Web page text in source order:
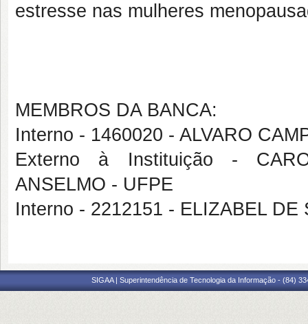
estresse nas mulheres
MEMBROS DA BANCA:
Interno - 1460020 - ALVARO
Externo à Instituição -
ANSELMO - UFPE
Interno - 2212151 - ELIZABEL
SIGAA | Superintendência de Tecnologia da Informação - (84)